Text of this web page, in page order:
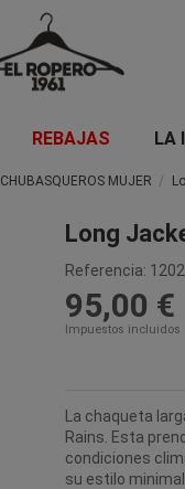
REBAJAS LA
CHUBASQUEROS MUJER
Long
Referencia:
95,00 €
Impuestos incluidos
La chaqueta
Rains. Esta
condiciones
su estilo